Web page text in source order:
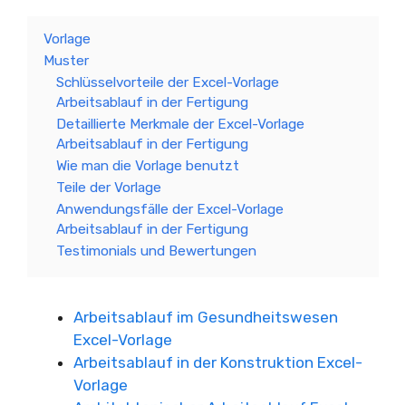
Vorlage
Muster
Schlüsselvorteile der Excel-Vorlage
Arbeitsablauf in der Fertigung
Detaillierte Merkmale der Excel-Vorlage
Arbeitsablauf in der Fertigung
Wie man die Vorlage benutzt
Teile der Vorlage
Anwendungsfälle der Excel-Vorlage
Arbeitsablauf in der Fertigung
Testimonials und Bewertungen
Arbeitsablauf im Gesundheitswesen
Excel-Vorlage
Arbeitsablauf in der Konstruktion Excel-
Vorlage